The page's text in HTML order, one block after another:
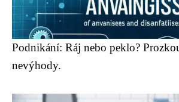
Podnikání: Ráj nebo peklo?
nevýhody.